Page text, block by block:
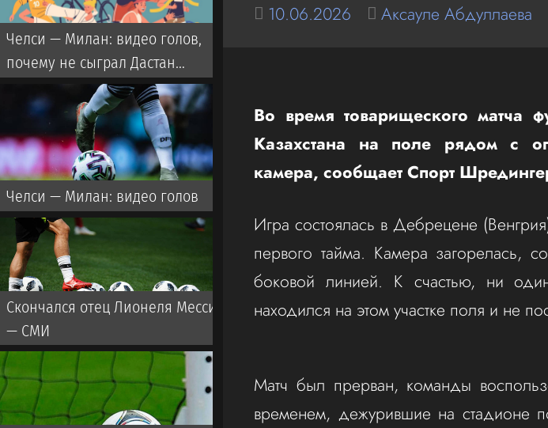
10.06.2026 Аксауле Абдуллаева
Во время товарищеского матча
Казахстана на поле рядом с
камера, сообщает Спорт
Игра состоялась в Дебрецене
первого тайма. Камера загорелась,
боковой линией. К счастью, ни
находился на этом участке поля и не
Матч был прерван, команды
временем, дежурившие на стадионе
Челси — Милан: видео голов,
почему не сыграл Дастан
Челси — Милан: видео голов
Скончался отец Лионеля Месси
— СМИ